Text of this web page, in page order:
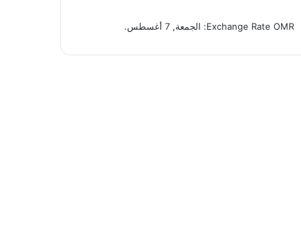
Exchange Rate OMR : الجمعة, 7 أغسطس.